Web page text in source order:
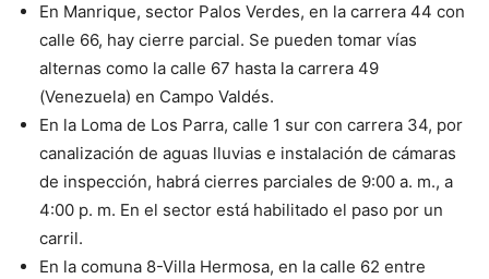
En Manrique, sector Palos Verdes, en la carrera 44 con
calle 66, hay cierre parcial. Se pueden tomar vías
alternas como la calle 67 hasta la carrera 49
(Venezuela) en Campo Valdés.
En la Loma de Los Parra, calle 1 sur con carrera 34, por
canalización de aguas lluvias e instalación de cámaras
de inspección, habrá cierres parciales de 9:00 a. m., a
4:00 p. m. En el sector está habilitado el paso por un
carril.
En la comuna 8-Villa Hermosa, en la calle 62 entre